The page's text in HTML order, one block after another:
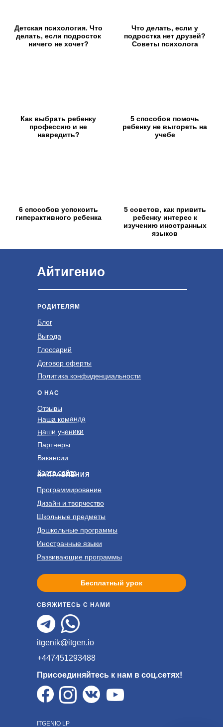
Детская психология. Что
делать, если подросток
ничего не хочет?
Что делать, если у
подростка нет друзей?
Советы психолога
Как выбрать ребенку
профессию и не
навредить?
5 способов помочь
ребенку не выгореть на
учебе
6 способов успокоить
гиперактивного ребенка
5 советов, как привить
ребенку интерес к
изучению иностранных
языков
РОДИТЕЛЯМ
ITGENIO LP
+447451293488
СВЯЖИТЕСЬ С НАМИ
itgenik@itgen.io
Присоединяйтесь к нам в соц.сетях!
Айтигенио
Договор оферты
Политика конфиденциальности
Глоссарий
Выгода
Блог
НАПРАВЛЕНИЯ
Программирование
Школьные предметы
Дизайн и творчество
Бесплатный урок
Дошкольные программы
Иностранные языки
Развивающие программы
О НАС
Отзывы
Наша команда
Наши ученики
Партнеры
Вакансии
Карта сайта